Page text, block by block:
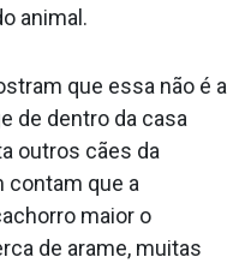
animal.
que essa não é a
de dentro da casa
outros cães da
contam que a
maior o
de arame, muitas